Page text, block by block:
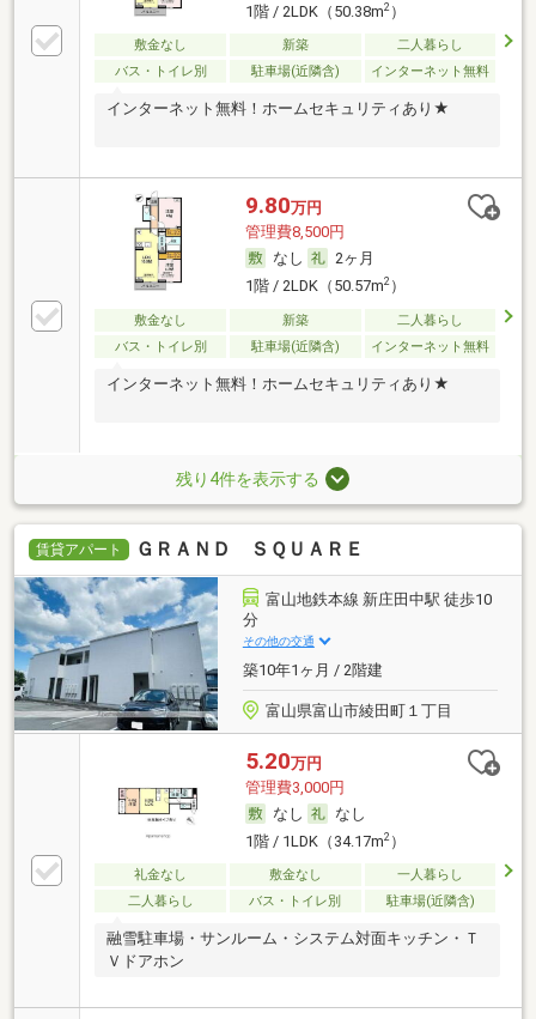
1階 / 2LDK（50.38m2）
敷金なし 新築
二人暮らし
バス・トイレ別
駐車場(近隣含) インターネット無料
インターネット無料！ホームセキュリティあり★
9.80万円
管理費8,500円
なし
2ヶ月
1階 / 2LDK（50.57m2）
敷金なし 新築
二人暮らし
バス・トイレ別
駐車場(近隣含) インターネット無料
インターネット無料！ホームセキュリティあり★
残り4件を表示する
賃貸アパート ＧＲＡＮＤ ＳＱＵＡＲＥ
富山地鉄本線 新庄田中駅 徒歩10
分
その他の交通
築10年1ヶ月 / 2階建
富山県富山市綾田町１丁目
5.20万円
管理費3,000円
なし
なし
1階 / 1LDK（34.17m2）
礼金なし 敷金なし
一人暮らし
二人暮らし
バス・トイレ別 駐車場(近隣含)
融雪駐車場・サンルーム・システム対面キッチン・Ｔ
Ｖドアホン